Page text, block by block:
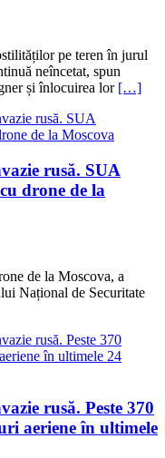
pe teren în jurul
neîncetat, spun
și înlocuirea lor […]
rusă. SUA
drone de la
de la Moscova, a
Național de Securitate
rusă. Peste 370
aeriene în ultimele